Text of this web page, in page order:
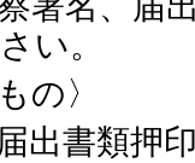
い。
の〉
出書類押